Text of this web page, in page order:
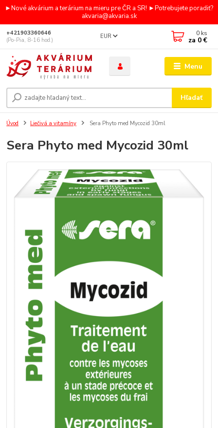
►Nové akvárium a terárium na mieru pre ČR a SR! ►Potrebujete poradiť?
akvaria@akvaria.sk
Menu
EUR
Hľadať
+421903360646
(Po-Pia, 8-16 hod.)
0 ks
za 0 €
Úvod Liečivá a vitamíny Sera Phyto med Mycozid 30ml
Sera Phyto med Mycozid 30ml